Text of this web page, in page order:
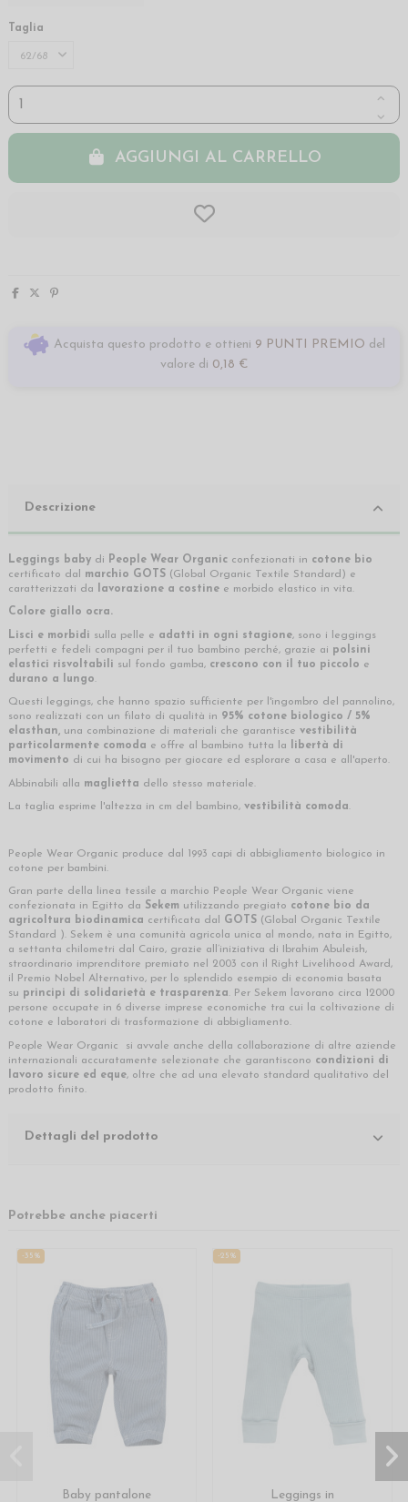
Taglia
AGGIUNGI AL CARRELLO
Acquista questo prodotto e ottieni 9 PUNTI PREMIO del
valore di 0,18 €
Descrizione
Leggings baby di People Wear Organic confezionati in cotone bio
certificato dal marchio GOTS (Global Organic Textile Standard) e
caratterizzati da
lavorazione a costine e morbido elastico in vita.
Colore giallo ocra.
Lisci e morbidi sulla pelle e adatti in ogni stagione, sono i leggings
perfetti e fedeli compagni per il tuo bambino perché, grazie ai polsini
elastici risvoltabili sul fondo gamba, crescono con il tuo piccolo e
durano a lungo.
Questi leggings, che hanno spazio sufficiente per l'ingombro del pannolino,
sono realizzati con un filato di qualità in 95% cotone biologico / 5%
elasthan, una combinazione di materiali che garantisce vestibilità
particolarmente comoda e offre al bambino tutta la
libertà di
movimento di cui ha bisogno per giocare ed esplorare a casa e all'aperto.
Abbinabili alla maglietta dello stesso materiale.
La taglia esprime l'altezza in cm del bambino, vestibilità comoda.
People Wear Organic produce dal 1993 capi di abbigliamento biologico in
cotone per bambini.
Gran parte della linea tessile a marchio People Wear Organic viene
confezionata in Egitto da Sekem utilizzando pregiato cotone bio da
agricoltura biodinamica certificata dal GOTS (Global Organic Textile
Standard ). Sekem è una comunità agricola unica al mondo, nata in Egitto,
a settanta chilometri dal Cairo, grazie all’iniziativa di Ibrahim Abuleish,
straordinario imprenditore premiato nel 2003 con il Right Livelihood Award,
il Premio Nobel Alternativo, per lo splendido esempio di economia basata
su principi di solidarietà e trasparenza. Per Sekem lavorano circa 12000
persone occupate in 6 diverse imprese economiche tra cui la coltivazione di
cotone e laboratori di trasformazione di abbigliamento.
People Wear Organic si avvale anche della collaborazione di altre aziende
internazionali accuratamente selezionate che garantiscono condizioni di
lavoro sicure ed eque, oltre che ad una elevato standard qualitativo del
prodotto finito.
Dettagli del prodotto
Potrebbe anche piacerti
-35%
Baby pantalone
-25%
Leggings in